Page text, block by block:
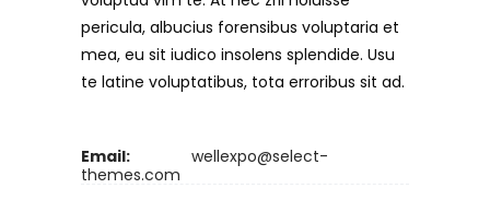
pericula, albucius forensibus voluptaria et
mea, eu sit iudico insolens splendide. Usu
te latine voluptatibus, tota erroribus sit ad.
Email:
wellexpo@select-
themes.com